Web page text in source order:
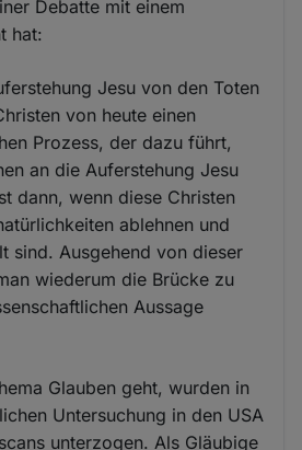
Debatte mit einem
hat:
Jesu von den Toten
von heute einen
Prozess, der dazu führt,
an die Auferstehung Jesu
dann, wenn diese Christen
ablehnen und
sind. Ausgehend von dieser
wiederum die Brücke zu
Aussage
Glauben geht, wurden in
Untersuchung in den USA
unterzogen. Als Gläubige